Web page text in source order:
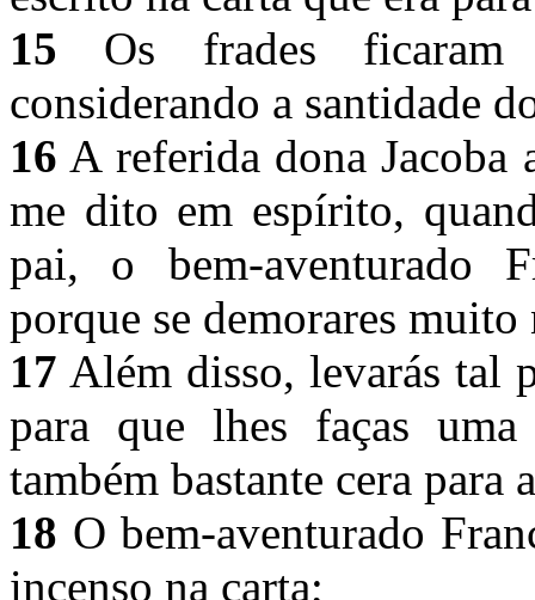
15 Os frades ficaram
considerando a santidade
16 A referida dona Jacoba
me dito em espírito,
pai, o bem-aventurado
porque se demorares
17 Além disso, levarás tal
para que lhes faças
também bastante cera para
18 O bem-aventurado
incenso na carta;